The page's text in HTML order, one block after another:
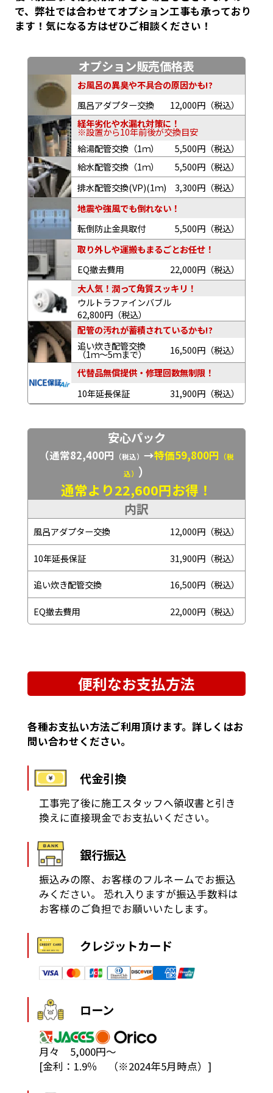
で、弊社では合わせてオプション工事も承っており
ます！気になる方はぜひご相談ください！
オプション販売価格表
お風呂の異臭や不具合の原因かも!?
風呂アダプター交換
12,000円（税込）
経年劣化や水漏れ対策に！
※設置から10年前後が交換目安
給湯配管交換（1ｍ）
5,500円（税込）
給水配管交換（1ｍ）
5,500円（税込）
排水配管交換(VP)(1ｍ)
3,300円（税込）
地震や強風でも倒れない！
転倒防止金具取付
5,500円（税込）
取り外しや運搬もまるごとお任せ！
EQ撤去費用
22,000円（税込）
大人気！潤って角質スッキリ！
ウルトラファインバブル
62,800円（税込）
配管の汚れが蓄積されているかも!?
追い炊き配管交換
（1ｍ～5ｍまで）
16,500円（税込）
代替品無償提供・修理回数無制限！
10年延長保証
31,900円（税込）
安心パック
（通常82,400円 （税込） →特価59,800円
（税
込） ）
通常より22,600円お得！
内訳
風呂アダプター交換 12,000円（税込）
10年延長保証 31,900円（税込）
追い炊き配管交換 16,500円（税込）
EQ撤去費用 22,000円（税込）
便利なお支払方法
各種お支払い方法ご利用頂けます。詳しくはお
問い合わせください。
代金引換
工事完了後に施工スタッフへ領収書と引き
換えに直接現金でお支払いください。
銀行振込
振込みの際、お客様のフルネームでお振込
みください。
恐れ入りますが振込手数料は
お客様のご負担でお願いいたします。
クレジットカード
ローン
月々 5,000円～
[金利：1.9％ （※2024年5月時点）]